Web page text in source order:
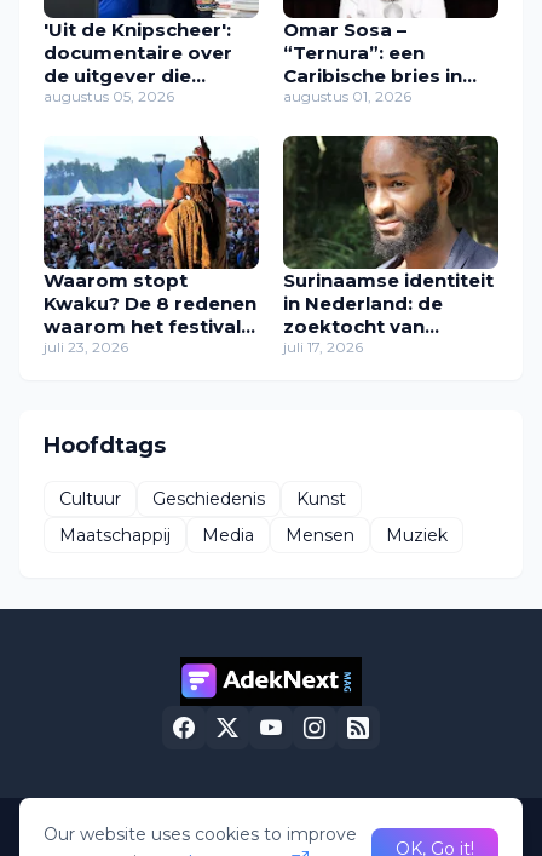
'Uit de Knipscheer':
documentaire over
de uitgever die
Caribische stemmen
augustus 05, 2026
Omar Sosa –
“Ternura”: een
Caribische bries in
muziek
augustus 01, 2026
Waarom stopt
Kwaku? De 8 redenen
waarom het festival
in zijn huidige vorm
juli 23, 2026
Surinaamse identiteit
in Nederland: de
zoektocht van
Zawdie Sandvliet
juli 17, 2026
Hoofdtags
Cultuur Geschiedenis
Kunst
Maatschappij
Media Mensen Muziek
Home About Us Privacy Policy Contact Us
Our website uses cookies to improve
OK, Go it!